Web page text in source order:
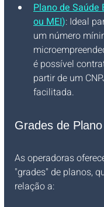
Plano de Saúde
ou MEI): Ideal
um número
é possível
partir de um
facilitada.
Grades de
As operadoras
"grades" de planos,
relação a: